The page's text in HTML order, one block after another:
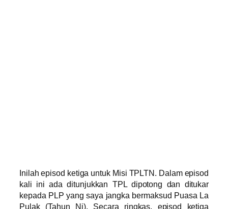
Inilah episod ketiga untuk Misi TPLTN. Dalam episod
kali ini ada ditunjukkan TPL dipotong dan ditukar
kepada PLP yang saya jangka bermaksud Puasa La
Pulak (Tahun Ni). Secara ringkas, episod ketiga